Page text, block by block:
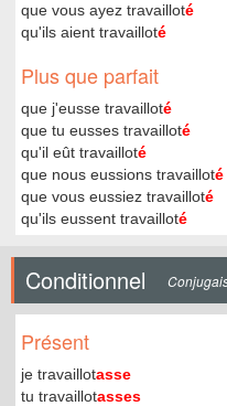
que vous ayez travailloté
qu'ils aient travailloté
Plus que parfait
que j'eusse travailloté
que tu eusses travailloté
qu'il eût travailloté
que nous eussions travailloté
que vous eussiez travailloté
qu'ils eussent travailloté
Conditionnel
Présent
je travaillotasse
tu travaillotasses